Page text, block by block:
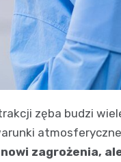
zęba budzi
zagrożenia,